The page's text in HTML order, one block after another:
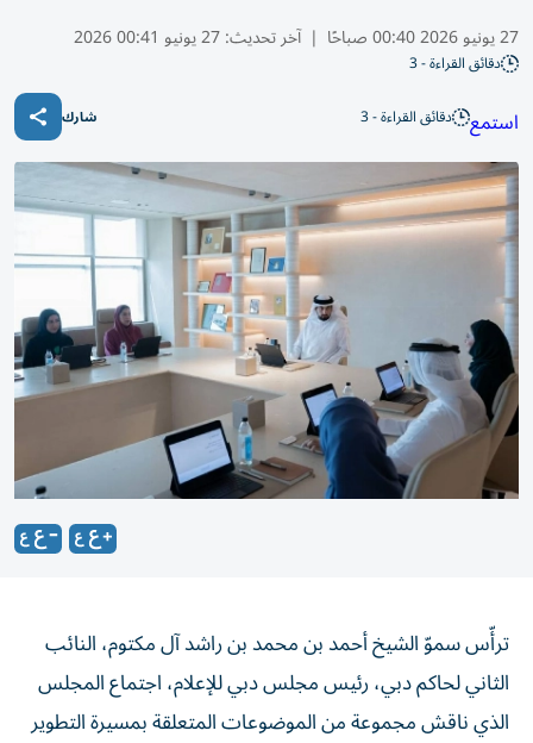
27 يونيو 2026 00:40 صباحًا | آخر تحديث:27 يونيو 00:41 2026
دقائق القراءة - 3
استمع دقائق القراءة - 3 شارك
ترأّس سموّ الشيخ أحمد بن محمد بن راشد آل مكتوم، النائب
الثاني لحاكم دبي، رئيس مجلس دبي للإعلام، اجتماع المجلس
الذي ناقش مجموعة من الموضوعات المتعلقة بمسيرة التطوير